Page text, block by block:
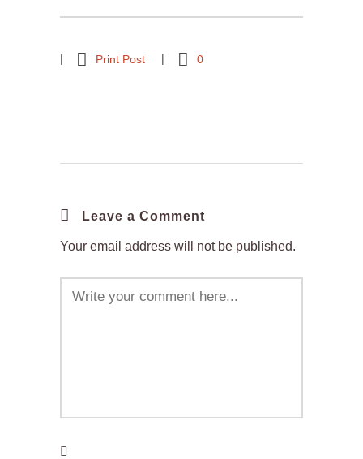
Print Post 0
Leave a Comment
Your email address will not be published.